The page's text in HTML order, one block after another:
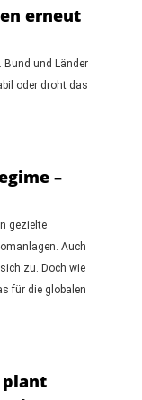
erneut
Bund und Länder
oder droht das
–
gezielte
Auch
zu. Doch wie
für die globalen
plant